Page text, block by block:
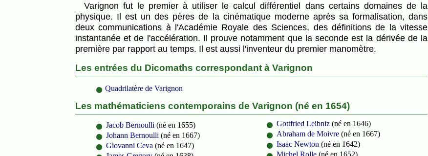
Varignon fut le premier à utiliser le calcul différentiel dans certains domaines de la
physique. Il est un des pères de la cinématique moderne après sa formalisation, dans
deux communications à l'Académie Royale des Sciences, des définitions de la vitesse
instantanée et de l'accélération. Il prouve notamment que la seconde est la dérivée de la
première par rapport au temps. Il est aussi l'inventeur du premier manomètre.
Les entrées du Dicomaths correspondant à Varignon
Quadrilatère de Varignon
Les mathématiciens contemporains de Varignon (né en 1654)
Jacob Bernoulli (né en 1655)
Johann Bernoulli (né en 1667)
Giovanni Ceva (né en 1647)
Gottfried Leibniz(né en 1646)
Abraham de Moivre(né en 1667)
Isaac Newton (né en 1642)